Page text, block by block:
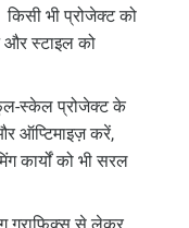
किसी भी प्रोजेक्ट को
स्टाइल को
स्केल प्रोजेक्ट के
ऑप्टिमाइज़ करें,
कार्यों को भी सरल